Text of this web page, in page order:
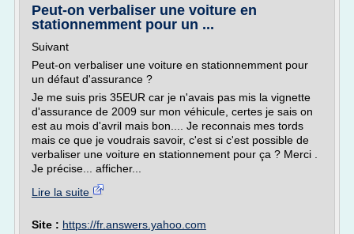
Peut-on verbaliser une voiture en
stationnemment pour un ...
Suivant
Peut-on verbaliser une voiture en stationnemment pour
un défaut d'assurance ?
Je me suis pris 35EUR car je n'avais pas mis la vignette
d'assurance de 2009 sur mon véhicule, certes je sais on
est au mois d'avril mais bon.... Je reconnais mes tords
mais ce que je voudrais savoir, c'est si c'est possible de
verbaliser une voiture en stationnement pour ça ? Merci .
Je précise... afficher...
Lire la suite
Site : https://fr.answers.yahoo.com